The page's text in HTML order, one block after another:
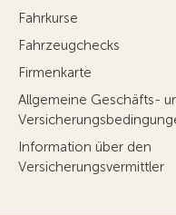
Fahrkurse
Fahrzeugchecks
Firmenkarte
Allgemeine Geschäfts-
Information über den
Versicherungsvermittler